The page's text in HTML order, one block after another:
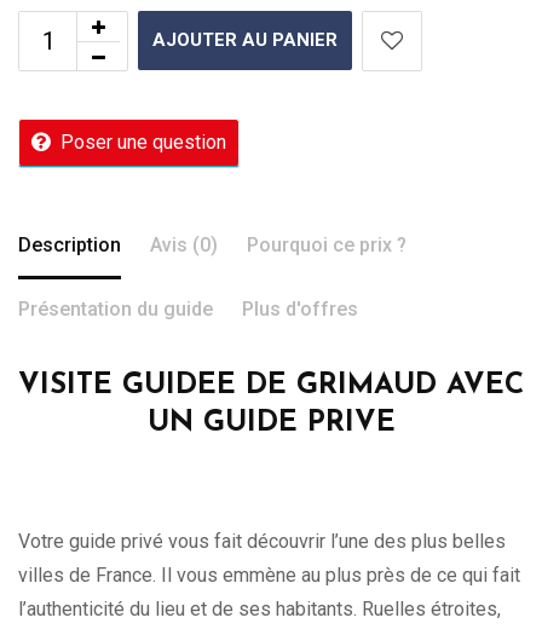
AJOUTER AU PANIER
Poser une question
Description Avis (0) Pourquoi ce prix ?
Présentation du guide Plus d'offres
VISITE GUIDEE DE GRIMAUD AVEC
UN GUIDE PRIVE
Votre guide privé vous fait découvrir l’une des plus belles
villes de France. Il vous emmène au plus près de ce qui fait
l’authenticité du lieu et de ses habitants. Ruelles étroites,